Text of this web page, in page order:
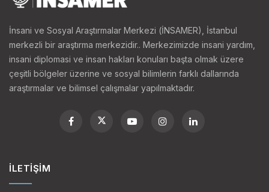
İnsani ve Sosyal Araştırmalar Merkezi (İNSAMER), İstanbul
merkezli bir araştırma merkezidir.. Merkezimizde insani yardım,
insani diplomasi ve insan hakları konuları başta olmak üzere
çeşitli bölgeler üzerine ve sosyal bilimlerin farklı dallarında
araştırmalar ve bilimsel çalışmalar yapılmaktadır.
İLETIŞIM